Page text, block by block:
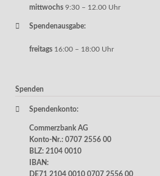
mittwochs 9:30 – 12.00 Uhr
Spendenausgabe:
freitags 16:00 – 18:00 Uhr
Spenden
Spendenkonto:
Commerzbank AG
Konto-Nr.: 0707 2556 00
BLZ: 2104 0010
IBAN:
DE71 2104 0010 0707 2556 00